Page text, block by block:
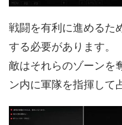
戦闘を有利に進めるた
する必要があります。
敵はそれらのゾーンを
ン内に軍隊を指揮して